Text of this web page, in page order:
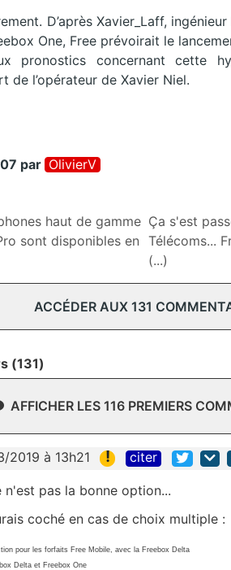
D’après Xavier_Laff,
One, Free prévoirait le
pronostics concernant cette
de l’opérateur de Xavier Niel.
par OlivierV
haut de gamme
sont disponibles en
Ça s'est
Télécoms...
(...)
ACCÉDER AUX 131
(131)
AFFICHER LES 116 PREMIERS
2019 à 13h21 ! citer
n'est pas la bonne option...
coché en cas de choix multiple :
pour les forfaits Free Mobile, avec la Freebox Delta
Delta et Freebox One